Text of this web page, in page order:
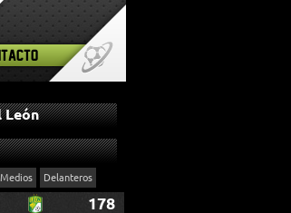
León
Medios Delanteros
178